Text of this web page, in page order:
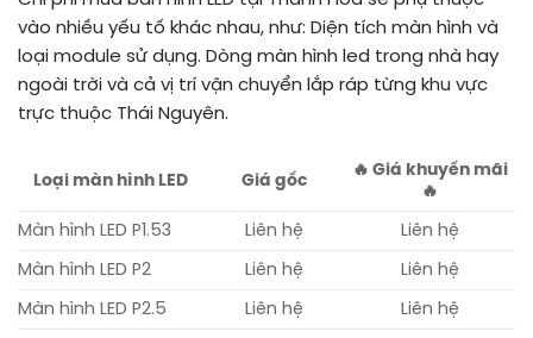
vào nhiều yếu tố khác nhau, như: Diện tích màn hình và
loại module sử dụng. Dòng màn hình led trong nhà hay
ngoài trời và cả vị trí vận chuyển lắp ráp từng khu vực
trực thuộc Thái Nguyên.
Loại màn hình LED Giá gốc
🔥 Giá khuyến mãi
🔥
Màn hình LED P1.53 Liên hệ Liên hệ
Màn hình LED P2 Liên hệ Liên hệ
Màn hình LED P2.5 Liên hệ Liên hệ